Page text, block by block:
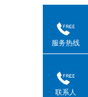
服务热线
联系人